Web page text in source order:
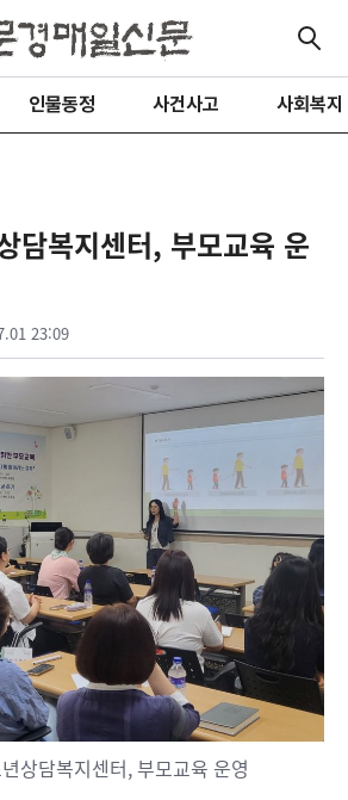
인물동정 사건사고 사회복지
담복지센터, 부모교육 운
23:09
상담복지센터, 부모교육 운영